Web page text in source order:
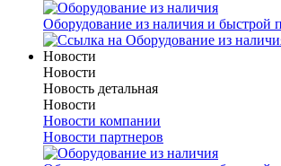
Оборудование из наличия и быстрой
Новости
Новости
Новость детальная
Новости
Новости компании
Новости партнеров